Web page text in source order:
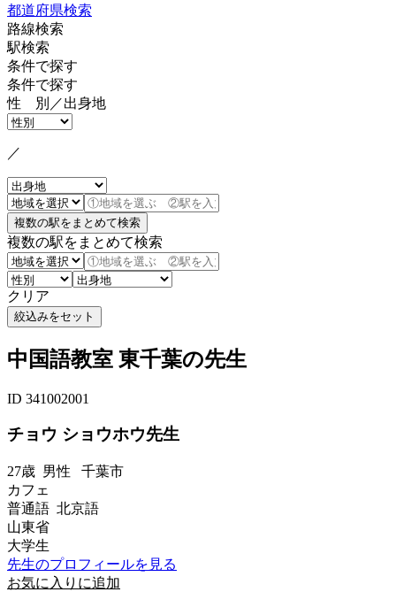
都道府県検索
路線検索
駅検索
条件で探す
条件で探す
性 別／出身地
／
複数の駅をまとめて検索
クリア
中国語教室 東千葉の先生
ID 341002001
チョウ ショウホウ先生
27歳 男性 千葉市
カフェ
普通語 北京語
山東省
大学生
先生のプロフィールを見る
お気に入りに追加